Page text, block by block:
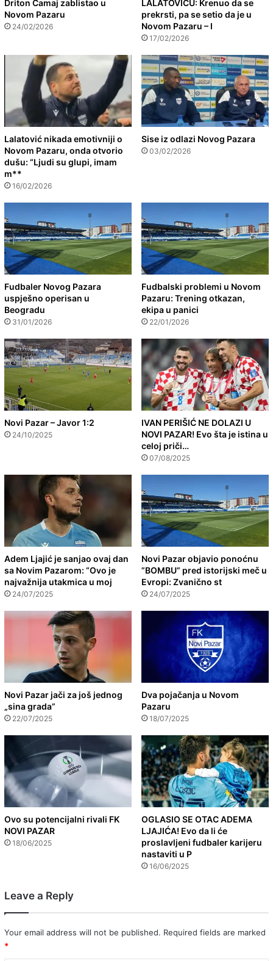
Driton Camaj zablistao u
Novom Pazaru
24/02/2026
LALATOVIĆU: Krenuo da se
prekrsti, pa se setio da je u
Novom Pazaru – I
17/02/2026
Lalatović nikada emotivniji o
Novom Pazaru, onda otvorio
dušu: “Ljudi su glupi, imam
m**
16/02/2026
Sise iz odlazi Novog Pazara
03/02/2026
Fudbaler Novog Pazara
uspješno operisan u
Beogradu
31/01/2026
Fudbalski problemi u Novom
Pazaru: Trening otkazan,
ekipa u panici
22/01/2026
Novi Pazar – Javor 1:2
24/10/2025
IVAN PERIŠIĆ NE DOLAZI U
NOVI PAZAR! Evo šta je istina u
celoj priči…
07/08/2025
Adem Ljajić je sanjao ovaj dan
sa Novim Pazarom: “Ovo je
najvažnija utakmica u moj
24/07/2025
Novi Pazar objavio ponoćnu
”BOMBU” pred istorijski meč u
Evropi: Zvanično st
24/07/2025
Novi Pazar jači za još jednog
„sina grada”
22/07/2025
Dva pojačanja u Novom
Pazaru
18/07/2025
Ovo su potencijalni rivali FK
NOVI PAZAR
18/06/2025
OGLASIO SE OTAC ADEMA
LJAJIĆA! Evo da li će
proslavljeni fudbaler karijeru
nastaviti u P
16/06/2025
Leave a Reply
Your email address will not be published. Required fields are marked
*